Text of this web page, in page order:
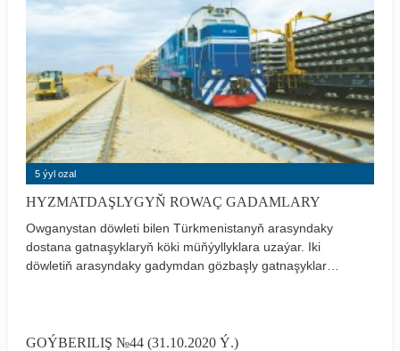
5 ýyl ozal
HYZMATDAŞLYGYŇ ROWAÇ GADAMLARY
Owganystan döwleti bilen Türkmenistanyň arasyndaky
dostana gatnaşyklaryň köki müňýyllyklara uzaýar. Iki
döwletiň arasyndaky gadymdan gözbaşly gatnaşyklar
GOÝBERILIŞ №44 (31.10.2020 Ý.)